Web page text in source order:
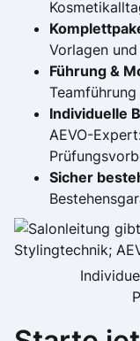
Vorlagen
Führung &
Individuelle
AEVO-
Sicher